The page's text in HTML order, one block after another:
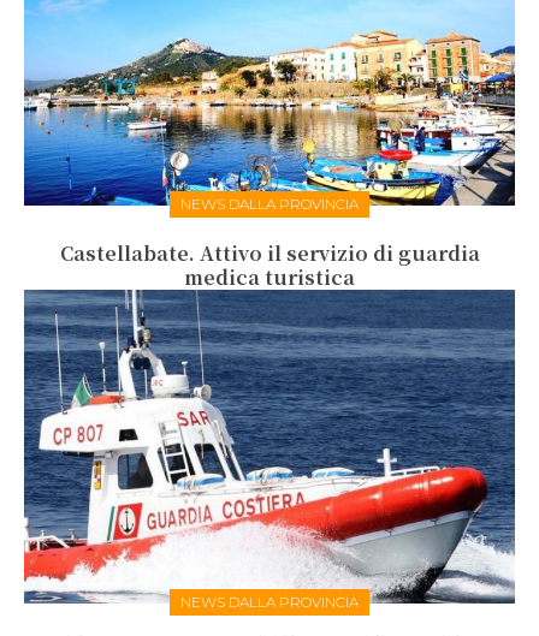
NEWS DALLA PROVINCIA
Castellabate. Attivo il servizio di guardia
medica turistica
NEWS DALLA PROVINCIA